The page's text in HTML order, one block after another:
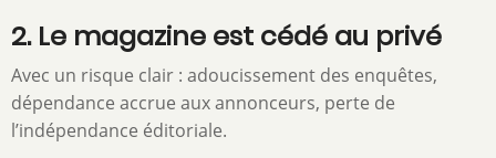
2. Le magazine est cédé au privé
Avec un risque clair : adoucissement des enquêtes,
dépendance accrue aux annonceurs, perte de
l’indépendance éditoriale.